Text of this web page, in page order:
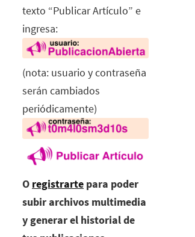
texto “Publicar Artículo” e
ingresa:
(nota: usuario y contraseña
serán cambiados
periódicamente)
O registrarte para poder
subir archivos multimedia
y generar el historial de